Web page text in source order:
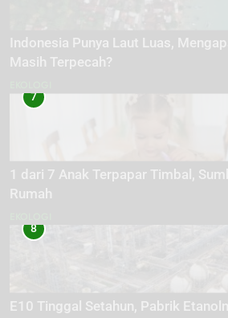
Indonesia Punya Laut Luas,
Masih Terpecah?
7
1 dari 7 Anak Terpapar Timbal,
Rumah
8
E10 Tinggal Setahun, Pabrik